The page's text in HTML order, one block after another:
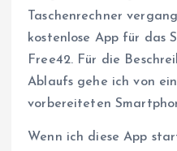
Taschenrechner
kostenlose App für das
Free42. Für die
Ablaufs gehe ich von
vorbereiteten
Wenn ich diese App